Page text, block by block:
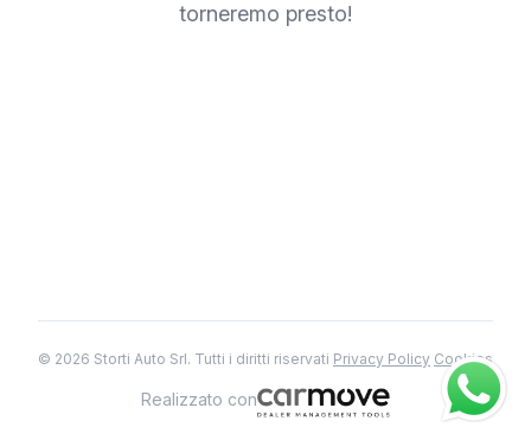
torneremo presto!
© 2026 Storti Auto Srl. Tutti i diritti riservati Privacy Policy Cookies
Realizzato con